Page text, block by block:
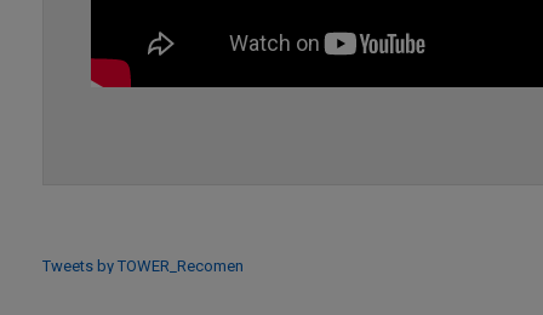
Tweets by TOWER_Recomen